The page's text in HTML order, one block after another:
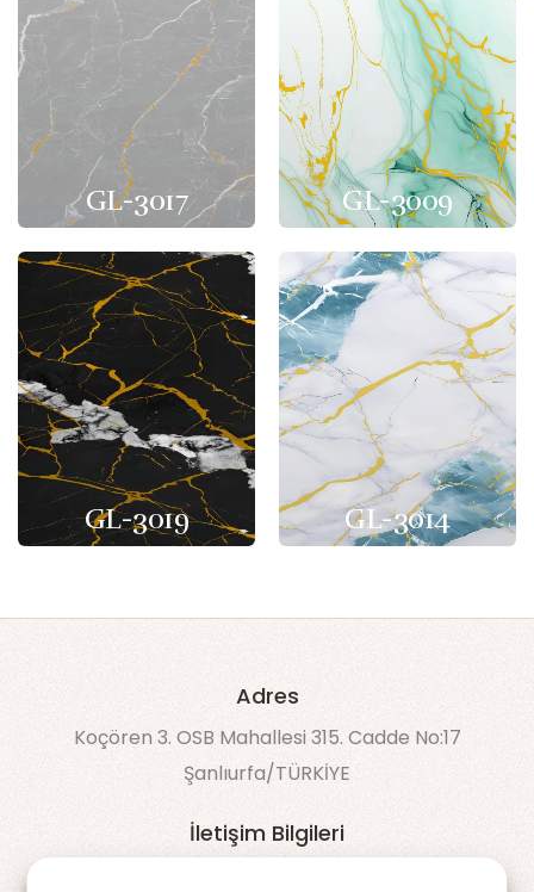
GL-3017 GL-3009
GL-3019 GL-3014
Adres
Koçören 3. OSB Mahallesi 315. Cadde No:17
Şanlıurfa/TÜRKİYE
İletişim Bilgileri